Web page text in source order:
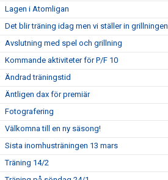
Lagen i Atomligan
Det blir träning idag men vi ställer in grillningen
Avslutning med spel och grillning
Kommande aktiviteter för P/F 10
Ändrad träningstid
Äntligen dax för premiär
Fotografering
Välkomna till en ny säsong!
Sista inomhusträningen 13 mars
Träning 14/2